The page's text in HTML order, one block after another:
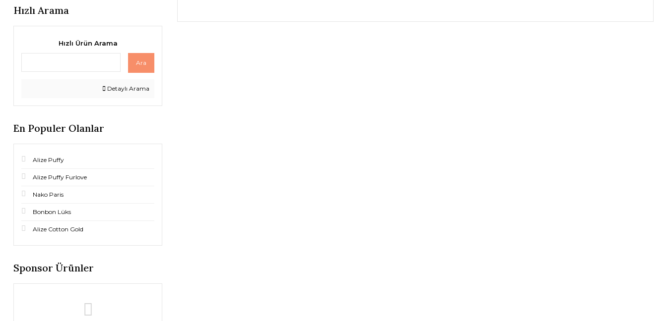
Hızlı Arama
Hızlı Ürün Arama
Ara
Detaylı Arama
En Populer Olanlar
Alize Puffy
Alize Puffy Furlove
Nako Paris
Bonbon Lüks
Alize Cotton Gold
Sponsor Ürünler